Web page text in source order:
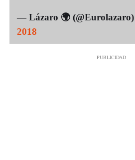
— Lázaro 🌍 (@Eurolazaro)
2018